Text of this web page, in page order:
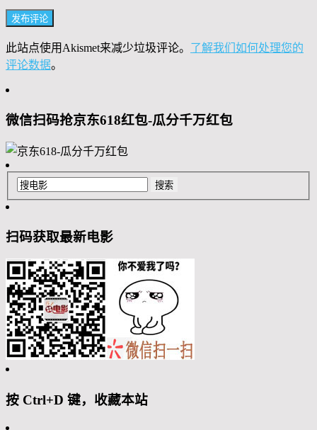
此站点使用Akismet来减少垃圾评论。 了解我们如何处理您的
评论数据。
微信扫码抢京东618红包-瓜分千万红包
扫码获取最新电影
按 Ctrl+D 键，收藏本站